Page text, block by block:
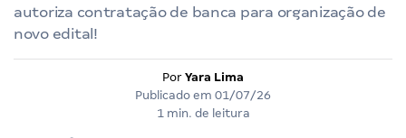
autoriza contratação de banca para organização de
novo edital!
Por Yara Lima
Publicado em 01/07/26
1 min. de leitura